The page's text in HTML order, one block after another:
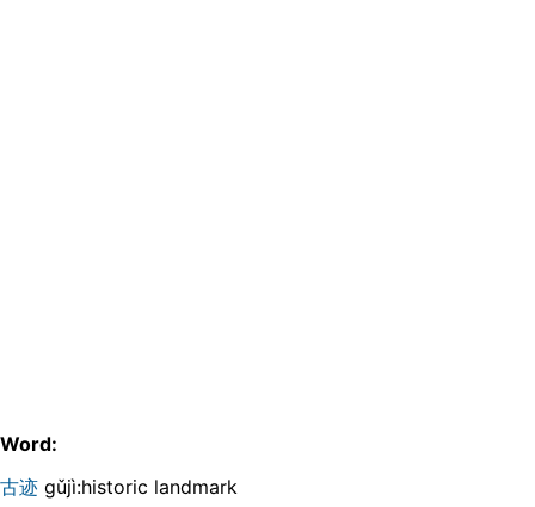
Word:
古迹 gǔjì:historic landmark